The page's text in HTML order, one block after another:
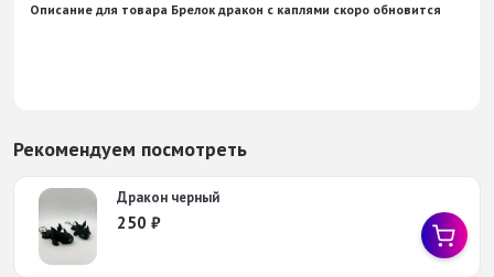
Описание для товара Брелок дракон с каплями скоро обновится
Рекомендуем посмотреть
Дракон черный
250 ₽